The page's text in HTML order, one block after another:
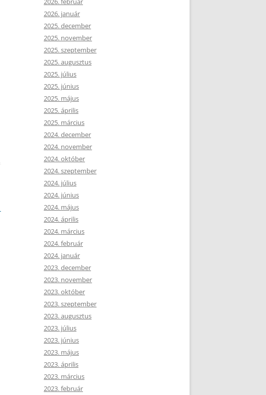
2026. január
2025. december
2025. november
2025. szeptember
2025. augusztus
2025. július
2025. június
2025. május
2025. április
2025. március
2024. december
2024. november
2024. október
2024. szeptember
2024. július
2024. június
2024. május
2024. április
2024. március
2024. február
2024. január
2023. december
2023. november
2023. október
2023. szeptember
2023. augusztus
2023. július
2023. június
2023. május
2023. április
2023. március
2023. február